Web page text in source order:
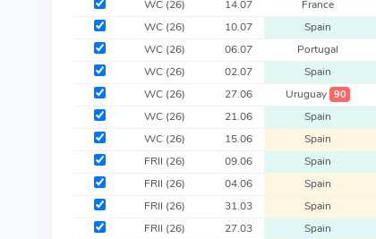
WC (26) 14.07 France
WC (26) 10.07 Spain
WC (26) 06.07 Portugal
WC (26) 02.07 Spain
WC (26) 27.06 Uruguay 90
WC (26) 21.06 Spain
WC (26) 15.06 Spain
FRII (26) 09.06 Spain
FRII (26) 04.06 Spain
FRII (26) 31.03 Spain
FRII (26) 27.03 Spain